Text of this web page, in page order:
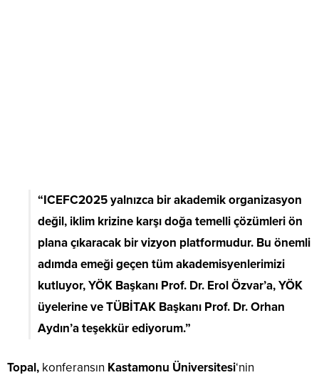
“ICEFC2025 yalnızca bir akademik organizasyon
değil, iklim krizine karşı doğa temelli çözümleri ön
plana çıkaracak bir vizyon platformudur. Bu önemli
adımda emeği geçen tüm akademisyenlerimizi
kutluyor, YÖK Başkanı Prof. Dr. Erol Özvar’a, YÖK
üyelerine ve TÜBİTAK Başkanı Prof. Dr. Orhan
Aydın’a teşekkür ediyorum.”
Topal, konferansın Kastamonu Üniversitesi‘nin